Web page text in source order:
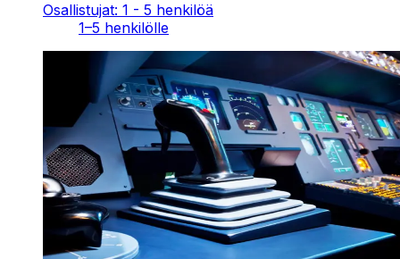
Osallistujat: 1 - 5 henkilöä
1–5 henkilölle